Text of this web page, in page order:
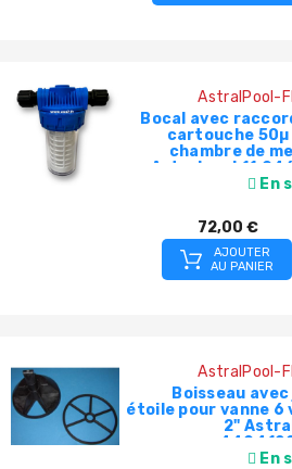
AstralPool-
Bocal avec
cartouche 50µ
chambre de
Astralpool
En
72,00 €
AJOUTER
AU PANIER
AstralPool-
Boisseau
étoile pour vanne 6
2"
En